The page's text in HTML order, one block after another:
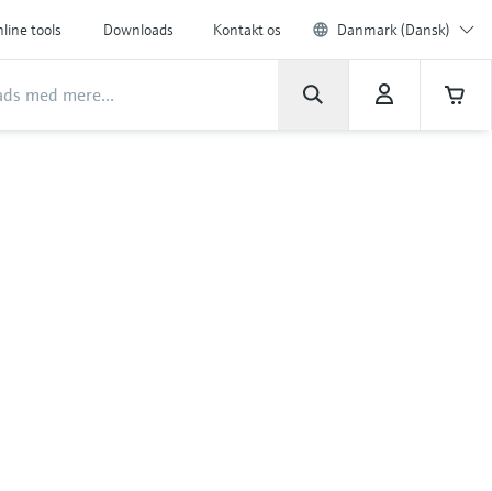
tools Downloads Kontakt os Danmark (Dansk)